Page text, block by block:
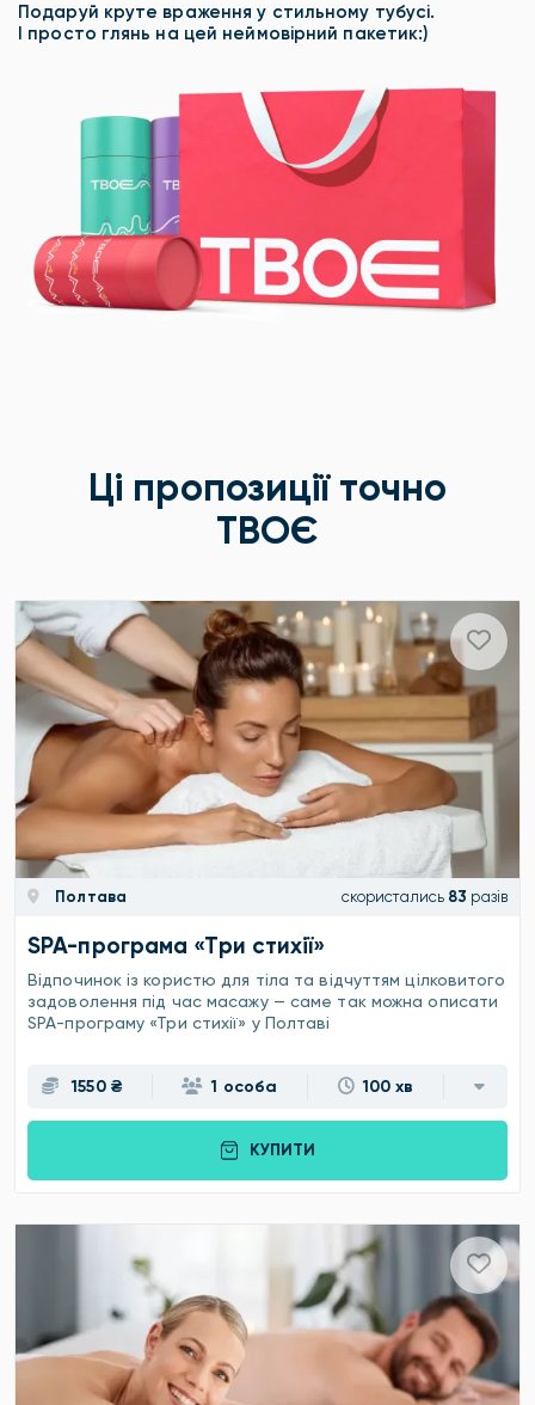
Подаруй круте враження у стильному тубусі.
І просто глянь на цей неймовірний пакетик:)
Ці пропозиції точно
ТВОЄ
Полтава скористались 83 разів
SPA-програма «Три стихії»
Відпочинок із користю для тіла та відчуттям цілковитого
задоволення під час масажу — саме так можна описати
SPA-програму «Три стихії» у Полтаві
1550 ₴ 1 особа 100 хв
КУПИТИ